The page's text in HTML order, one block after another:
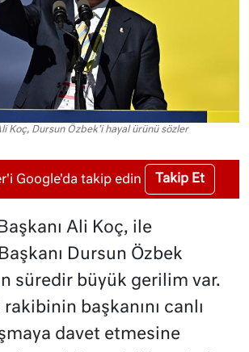
Koç, Dursun Özbek'i hayal ürünü sözler
Google'da takip edin Takip Et
Ali Koç, ile
Dursun Özbek
süredir büyük gerilim var.
başkanını canlı
davet etmesine